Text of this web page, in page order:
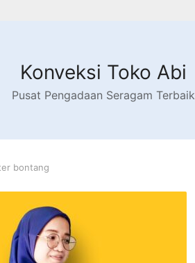
Konveksi Toko Abi
Pusat Pengadaan Seragam Terbaik
bontang